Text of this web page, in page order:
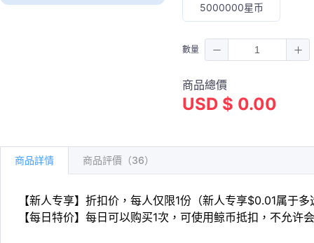
5000000星币
數量
商品總價
USD $ 0.00
商品詳情 商品評價（36）
【新人专享】折扣价，每人仅限1份（新人专享$0.01属于
【每日特价】每日可以购买1次，可使用鲸币抵扣，不允许